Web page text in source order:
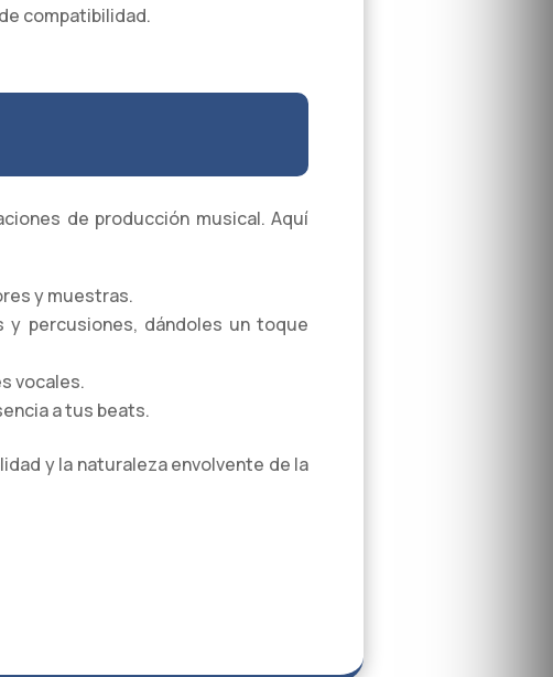
compatibilidad.
de producción musical. Aquí
y muestras.
percusiones, dándoles un toque
vocales.
a tus beats.
y la naturaleza envolvente de la